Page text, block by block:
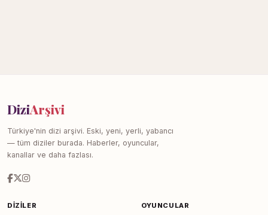
DiziArşivi
Türkiye'nin dizi arşivi. Eski, yeni, yerli, yabancı
— tüm diziler burada. Haberler, oyuncular,
kanallar ve daha fazlası.
DIZILER OYUNCULAR